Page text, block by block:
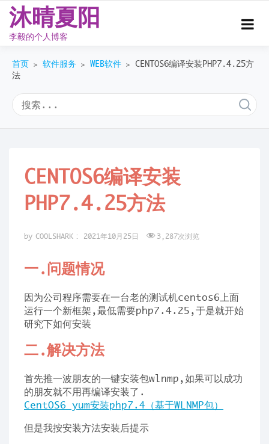
content
沐晴夏阳
李毅的个人博客
首页 > 软件服务 > WEB软件 >
CENTOS6编译安装PHP7.4.25方
法
CENTOS6编译安装
PHP7.4.25方法
by COOLSHARK : 2021年10月25日 3,287次浏览
一.问题情况
因为公司程序需要在一台老的测试机centos6上面
运行一个新框架,最低需要php7.4.25,于是就开始
研究下如何安装
二.解决方法
首先推一波朋友的一键安装包wlnmp,如果可以成功
的朋友就不用再编译安装了.
CentOS6 yum安装php7.4（基于WLNMP包）
但是我按安装方法安装后提示